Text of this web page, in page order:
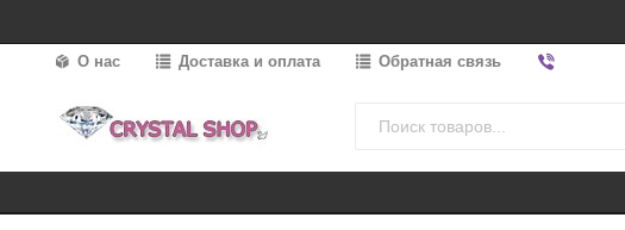
О нас Доставка и оплата Обратная связь